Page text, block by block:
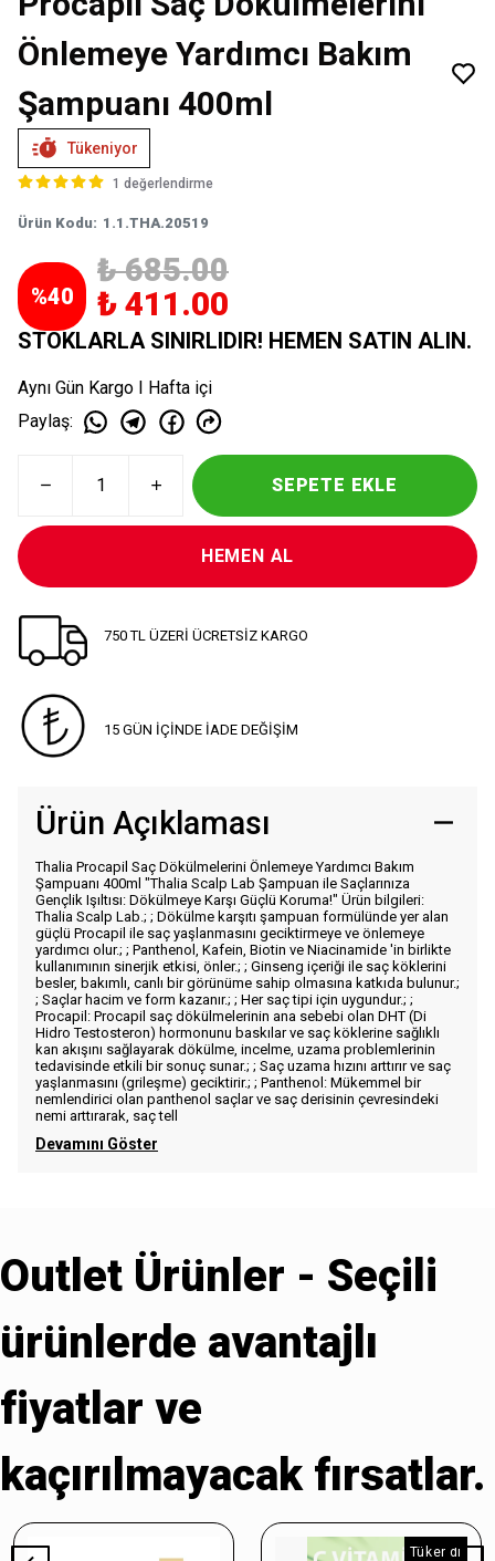
Önlemeye Yardımcı Bakım
Şampuanı 400ml
Tükeniyor
1 değerlendirme
Ürün Kodu: 1.1.THA.20519
%40
₺ 685.00
₺ 411.00
STOKLARLA SINIRLIDIR! HEMEN SATIN ALIN.
Aynı Gün Kargo I Hafta içi
Paylaş:
SEPETE EKLE
HEMEN AL
750 TL ÜZERİ ÜCRETSİZ KARGO
15 GÜN İÇİNDE İADE DEĞİŞİM
Ürün Açıklaması
Thalia Procapil Saç Dökülmelerini Önlemeye Yardımcı Bakım
Şampuanı 400ml "Thalia Scalp Lab Şampuan ile Saçlarınıza
Gençlik Işıltısı: Dökülmeye Karşı Güçlü Koruma!" Ürün bilgileri:
Thalia Scalp Lab.; ; Dökülme karşıtı şampuan formülünde yer alan
güçlü Procapil ile saç yaşlanmasını geciktirmeye ve önlemeye
yardımcı olur.; ; Panthenol, Kafein, Biotin ve Niacinamide 'in birlikte
kullanımının sinerjik etkisi, önler.; ; Ginseng içeriği ile saç köklerini
besler, bakımlı, canlı bir görünüme sahip olmasına katkıda bulunur.;
; Saçlar hacim ve form kazanır.; ; Her saç tipi için uygundur.; ;
Procapil: Procapil saç dökülmelerinin ana sebebi olan DHT (Di
Hidro Testosteron) hormonunu baskılar ve saç köklerine sağlıklı
kan akışını sağlayarak dökülme, incelme, uzama problemlerinin
tedavisinde etkili bir sonuç sunar.; ; Saç uzama hızını arttırır ve saç
yaşlanmasını (grileşme) geciktirir.; ; Panthenol: Mükemmel bir
nemlendirici olan panthenol saçlar ve saç derisinin çevresindeki
nemi arttırarak, saç tell
Devamını Göster
Outlet Ürünler - Seçili
ürünlerde avantajlı
fiyatlar ve
kaçırılmayacak fırsatlar.
Tükendi